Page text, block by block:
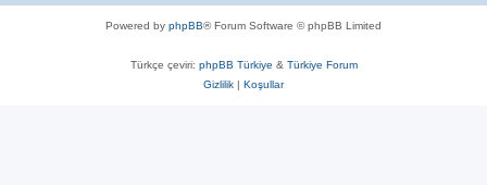
Powered by phpBB® Forum Software © phpBB Limited
Türkçe çeviri: phpBB Türkiye & Türkiye Forum
Gizlilik | Koşullar